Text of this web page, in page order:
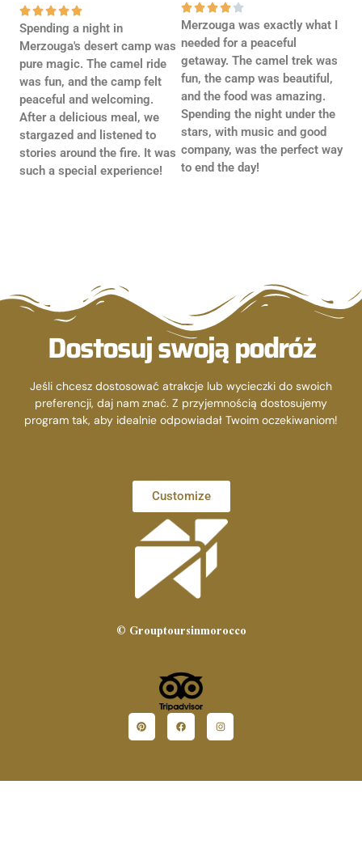

Spending a night in
Merzouga's desert camp was
pure magic. The camel ride
was fun, and the camp felt
peaceful and welcoming.
After a delicious meal, we
stargazed and listened to
stories around the fire. It was
such a special experience!
 
Merzouga was exactly what I
needed for a peaceful
getaway. The camel trek was
fun, the camp was beautiful,
and the food was amazing.
Spending the night under the
stars, with music and good
company, was the perfect way
to end the day!
Dostosuj swoją podróż
Jeśli chcesz dostosować atrakcje lub wycieczki do swoich
preferencji, daj nam znać. Z przyjemnością dostosujemy
program tak, aby idealnie odpowiadał Twoim oczekiwaniom!
Customize
© Grouptoursinmorocco